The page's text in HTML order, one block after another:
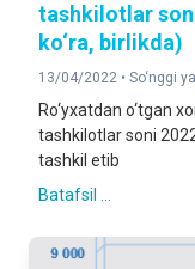
tashkilotlar
ko‘ra, birlikda)
13/04/2022 • So‘nggi
Ro‘yxatdan o‘tgan
tashkilotlar soni
tashkil etib
Batafsil ...